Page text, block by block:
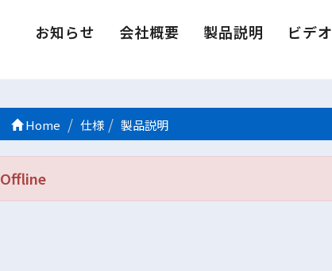
お知らせ 会社概要 製品説明 ビデオ
Home 仕様 製品説明
Offline